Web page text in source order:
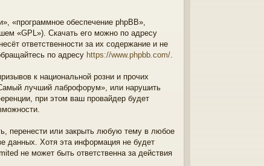
«программное обеспечение phpBB»,
«GPL»). Скачать его можно по адресу
ответственности за их содержание и не
по адресу https://www.phpbb.com/.
к национальной розни и прочих
лучший лаброфорум», или нарушить
при этом ваш провайдер будет
перенести или закрыть любую тему в любое
данных. Хотя эта информация не будет
не может быть ответственна за действия